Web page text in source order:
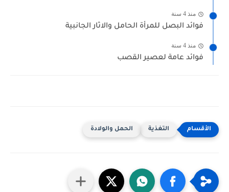
منذ 4 سنة
فوائد البصل للمرأة الحامل والاثار الجانبية
منذ 4 سنة
فوائد عامة لعصير القصب
التغذية الحمل والولادة